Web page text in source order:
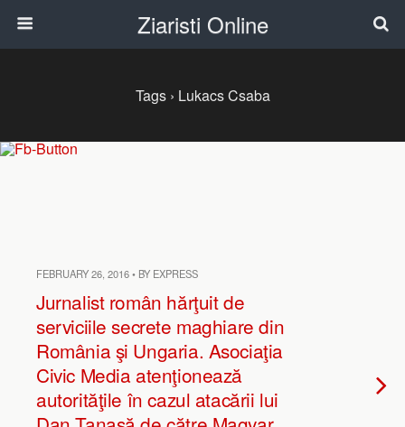
Ziaristi Online
Tags › Lukacs Csaba
FEBRUARY 26, 2016 • BY EXPRESS
Jurnalist român hărţuit de
serviciile secrete maghiare din
România şi Ungaria. Asociaţia
Civic Media atenţionează
autorităţile în cazul atacării lui